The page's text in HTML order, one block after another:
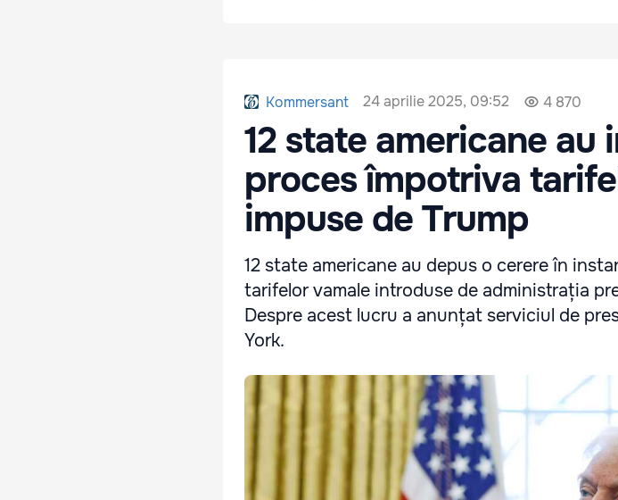
Kommersant 24 aprilie 2025, 09:52 4 870
12 state americane au
proces împotriva
impuse de Trump
12 state americane au depus o cerere în
tarifelor vamale introduse de administrația
Despre acest lucru a anunțat serviciul de
York.